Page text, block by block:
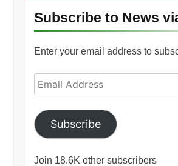
Subscribe to News
Enter your email address to
Email
Address
Subscribe
Join 18.6K other subscribers